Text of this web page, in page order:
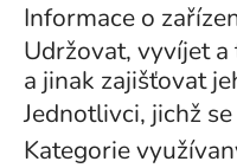
Informace o
Udržovat, vyvíjet
a jinak zajišťovat
Jednotlivci, jichž
Kategorie